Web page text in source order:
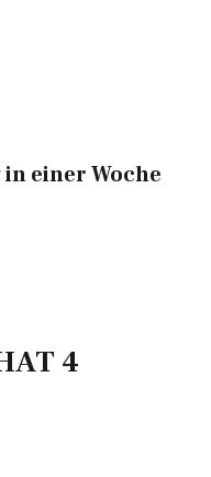
einer Woche
4